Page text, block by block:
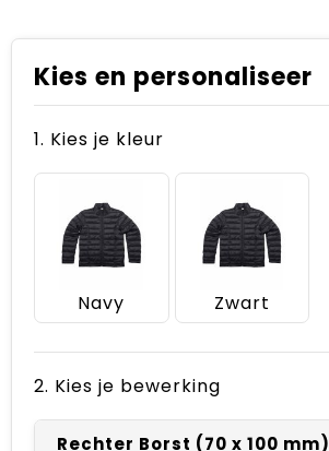
Kies en personaliseer
1. Kies je kleur
Navy Zwart
2. Kies je bewerking
Rechter Borst (70 x 100 mm)